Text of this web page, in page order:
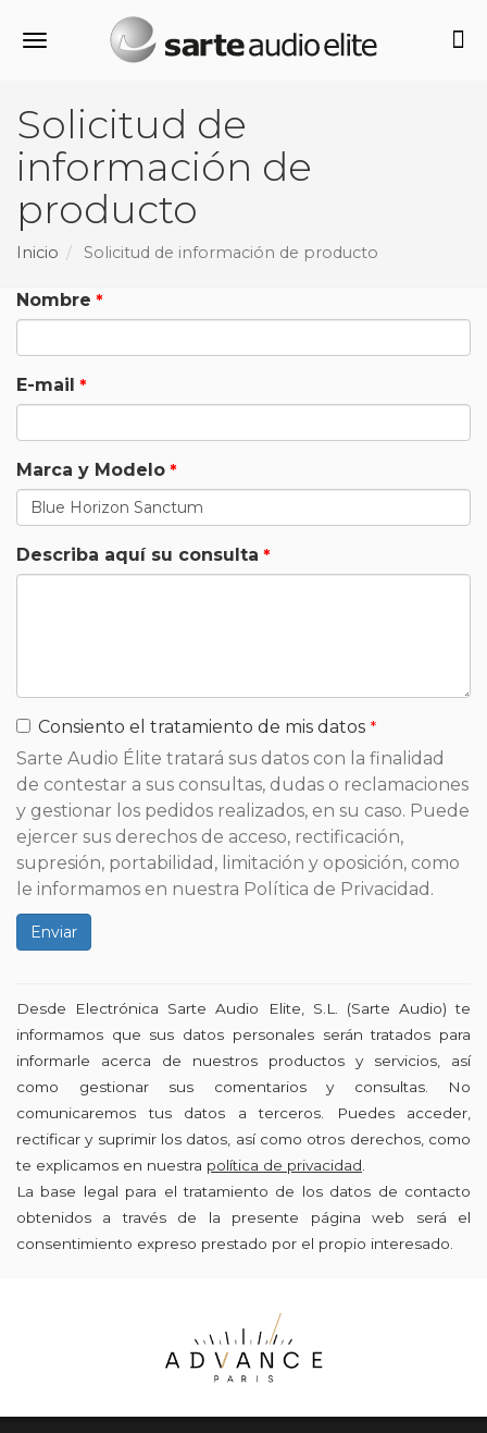
Alternar navegación
Solicitud de
información de
producto
Inicio Solicitud de información de producto
Nombre
E-mail
Marca y Modelo
Describa aquí su consulta
Consiento el tratamiento de mis datos
Sarte Audio Élite tratará sus datos con la finalidad
de contestar a sus consultas, dudas o reclamaciones
y gestionar los pedidos realizados, en su caso. Puede
ejercer sus derechos de acceso, rectificación,
supresión, portabilidad, limitación y oposición, como
le informamos en nuestra Política de Privacidad.
Enviar
Desde Electrónica Sarte Audio Elite, S.L. (Sarte Audio) te
informamos que sus datos personales serán tratados para
informarle acerca de nuestros productos y servicios, así
como gestionar sus comentarios y consultas. No
comunicaremos tus datos a terceros. Puedes acceder,
rectificar y suprimir los datos, así como otros derechos, como
te explicamos en nuestra política de privacidad
La base legal para el tratamiento de los datos de contacto
obtenidos a través de la presente página web será el
consentimiento expreso prestado por el propio interesado.